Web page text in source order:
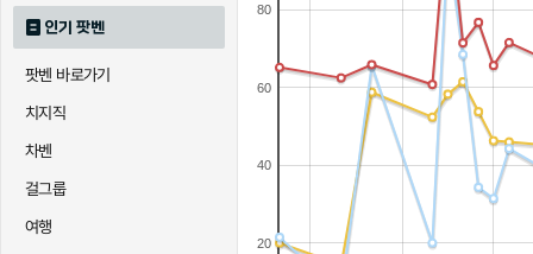
인기 팟벤
팟벤 바로가기
치지직
차벤
걸그룹
여행
20
40
60
80